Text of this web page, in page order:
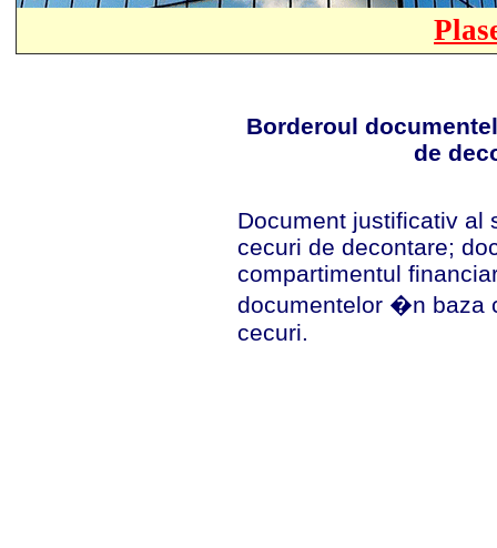
Borderoul
de
Document justificativ al
cecuri de decontare;
compartimentul
documentelor �n baza
cecuri.